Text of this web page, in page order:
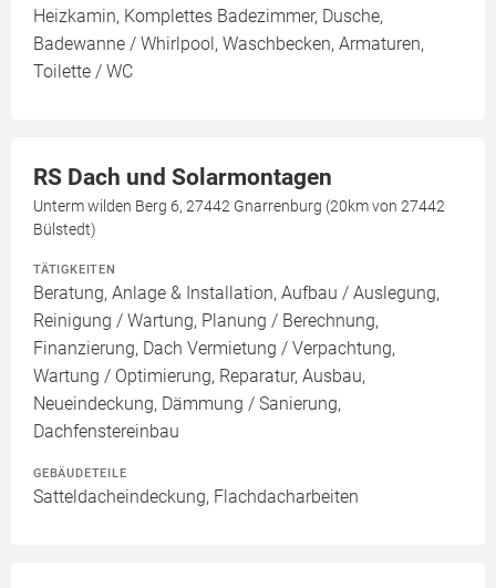
Heizkamin, Komplettes Badezimmer, Dusche,
Badewanne / Whirlpool, Waschbecken, Armaturen,
Toilette / WC
RS Dach und Solarmontagen
Unterm wilden Berg 6, 27442 Gnarrenburg (20km von 27442
Bülstedt)
TÄTIGKEITEN
Beratung, Anlage & Installation, Aufbau / Auslegung,
Reinigung / Wartung, Planung / Berechnung,
Finanzierung, Dach Vermietung / Verpachtung,
Wartung / Optimierung, Reparatur, Ausbau,
Neueindeckung, Dämmung / Sanierung,
Dachfenstereinbau
GEBÄUDETEILE
Satteldacheindeckung, Flachdacharbeiten